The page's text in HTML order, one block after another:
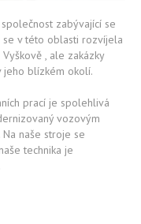
zabývající se
se v této oblasti rozvíjela
, ale zakázky
jeho blízkém okolí.
prací je spolehlivá
vozovým
naše stroje se
technika je